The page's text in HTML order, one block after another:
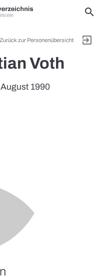
search
Zurück zur Personenübersicht exit_to_app
Voth
1990